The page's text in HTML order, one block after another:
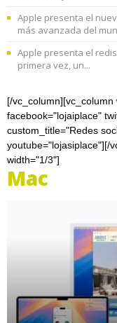
Apple presenta el
más avanzada del
Apple presenta el
primera vez, un...
[/
facebook="lojaiplace"
custom_title="Redes
youtube="lojasiplace"][/
width="1/3"]
Mac